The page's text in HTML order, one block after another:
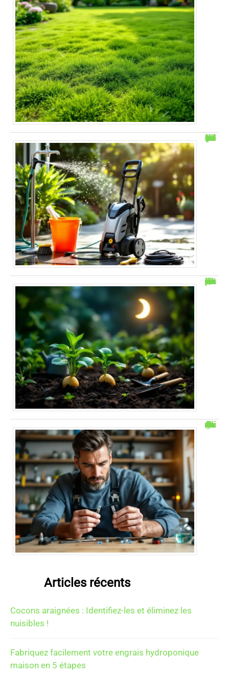
“Mon Karcher tourne mais ne monte pas en pression : solutions rapides”
Quand planter les pommes de terre avec la lune ?
Comment savoir si un fusible est grillé sans multimetre
Articles récents
Cocons araignées : Identifiez-les et éliminez les
nuisibles !
Fabriquez facilement votre engrais hydroponique
maison en 5 étapes